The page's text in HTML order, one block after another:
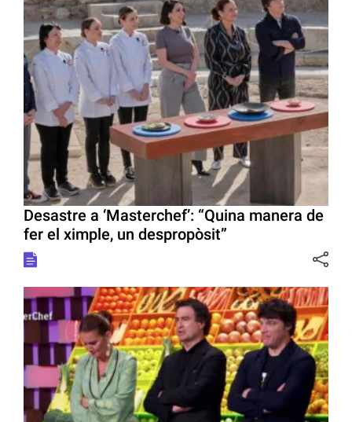
Desastre a ‘Masterchef’: “Quina manera de
fer el ximple, un despropòsit”